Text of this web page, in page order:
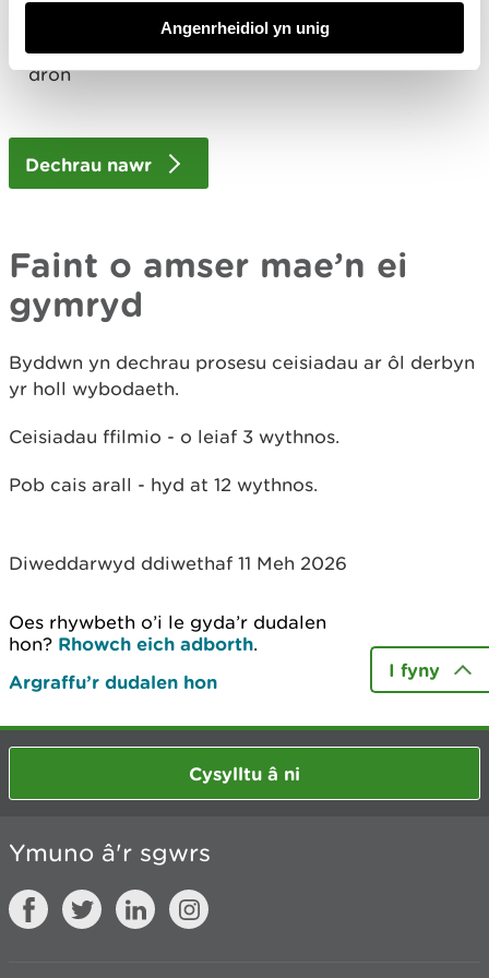
Angenrheidiol yn unig
yswiriant atebolrwydd cyhoeddus, asesiad risg a
manylion trwydded sy’n cwmpasu defnyddio
drôn
Dechrau nawr
Faint o amser mae’n ei
gymryd
Byddwn yn dechrau prosesu ceisiadau ar ôl derbyn
yr holl wybodaeth.
Ceisiadau ffilmio - o leiaf 3 wythnos.
Pob cais arall - hyd at 12 wythnos.
Diweddarwyd ddiwethaf 11 Meh 2026
Oes rhywbeth o’i le gyda’r dudalen
hon? Rhowch eich adborth.
Argraffu’r dudalen hon
I fyny
Cysylltu â ni
Ymuno â'r sgwrs